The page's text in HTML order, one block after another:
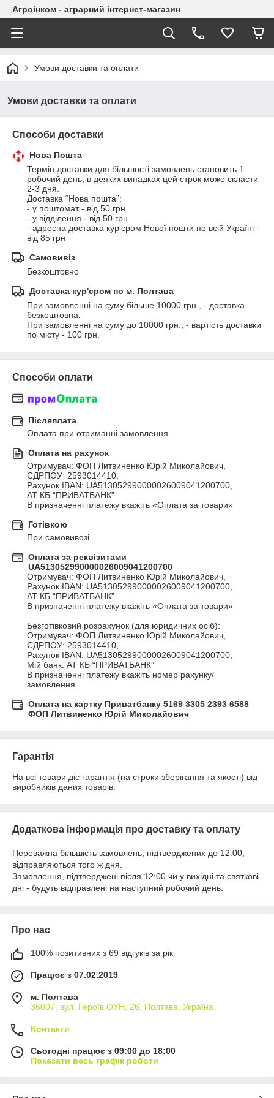
Агроінком - аграрний інтернет-магазин
Умови доставки та оплати
Умови доставки та оплати
Способи доставки
Нова Пошта
Термін доставки для більшості замовлень становить 1
робочий день, в деяких випадках цей строк може скласти
2-3 дня.
Доставка “Нова пошта”:
- у поштомат - від 50 грн
- у відділення - від 50 грн
- адресна доставка кур’єром Нової пошти по всій Україні -
від 85 грн
Самовивіз
Безкоштовно
Доставка кур'єром по м. Полтава
При замовленні на суму більше 10000 грн., - доставка
безкоштовна.
При замовленні на суму до 10000 грн., - вартість доставки
по місту - 100 грн.
Способи оплати
Післяплата
Оплата при отриманні замовлення.
Оплата на рахунок
Отримувач: ФОП Литвиненко Юрій Миколайович,
ЄДРПОУ  2593014410,
Рахунок IBAN: UA513052990000026009041200700,
АТ КБ “ПРИВАТБАНК”.
В призначенні платежу вкажіть «Оплата за товари»
Готівкою
При самовивозі
Оплата за реквізитами
UA513052990000026009041200700
Отримувач: ФОП Литвиненко Юрій Миколайович,
Рахунок IBAN: UA513052990000026009041200700,
АТ КБ “ПРИВАТБАНК”
В призначенні платежу вкажіть «Оплата за товари»
Безготівковий розрахунок (для юридичних осіб):
Отримувач: ФОП Литвиненко Юрій Миколайович,
ЄДРПОУ: 2593014410,
Рахунок IBAN: UA513052990000026009041200700,
Мій банк: АТ КБ “ПРИВАТБАНК”
В призначенні платежу вкажіть номер рахунку/
замовлення.
Оплата на картку Приватбанку 5169 3305 2393 6588
ФОП Литвиненко Юрій Миколайович
Гарантія
На всі товари діє гарантія (на строки зберігання та якості) від
виробників даних товарів.
Додаткова інформація про доставку та оплату
Переважна більшість замовлень, підтверджених до 12:00,
відправляються того ж дня.
Замовлення, підтверджені після 12:00 чи у вихідні та святкові
дні - будуть відправлені на наступний робочий день.
Про нас
100% позитивних з 69 відгуків за рік
Працює з 07.02.2019
м. Полтава
36007, вул. Героїв ОУН, 26, Полтава, Україна
Контакти
Сьогодні працює з 09:00 до 18:00
Показати весь графік роботи